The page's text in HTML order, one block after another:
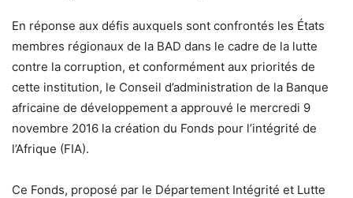
En réponse aux défis auxquels sont confrontés les États
membres régionaux de la BAD dans le cadre de la lutte
contre la corruption, et conformément aux priorités de
cette institution, le Conseil d’administration de la Banque
africaine de développement a approuvé le mercredi 9
novembre 2016 la création du Fonds pour l’intégrité de
l’Afrique (FIA).
Ce Fonds, proposé par le Département Intégrité et Lutte